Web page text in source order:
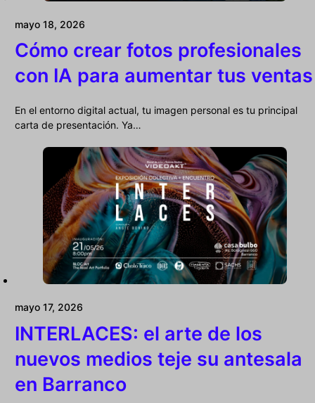
mayo 18, 2026
Cómo crear fotos profesionales
con IA para aumentar tus ventas
En el entorno digital actual, tu imagen personal es tu principal
carta de presentación. Ya…
mayo 17, 2026
INTERLACES: el arte de los
nuevos medios teje su antesala
en Barranco